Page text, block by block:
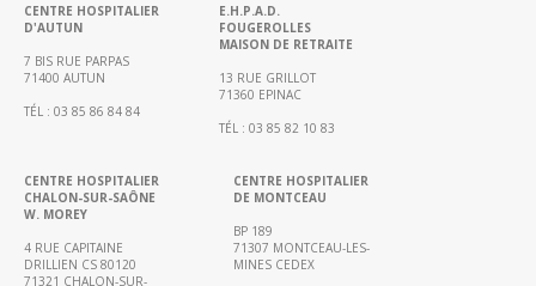
Femme
–
Mère
–
Gériatrie
Médico-
technique
(imagerie,
CENTRE HOSPITALIER
D'AUTUN
7 BIS RUE PARPAS
71400 AUTUN
TÉL : 03 85 86 84 84
E.H.P.A.D.
FOUGEROLLES
MAISON DE RETRAITE
13 RUE GRILLOT
71360 EPINAC
TÉL : 03 85 82 10 83
CENTRE HOSPITALIER
CHALON-SUR-SAÔNE
W. MOREY
4 RUE CAPITAINE
DRILLIEN CS 80120
71321 CHALON-SUR-
CENTRE HOSPITALIER
DE MONTCEAU
BP 189
71307 MONTCEAU-LES-
MINES CEDEX